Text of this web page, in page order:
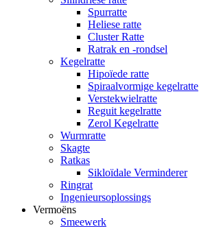
Spurratte
Heliese ratte
Cluster Ratte
Ratrak en -rondsel
Kegelratte
Hipoïede ratte
Spiraalvormige kegelratte
Verstekwielratte
Reguit kegelratte
Zerol Kegelratte
Wurmratte
Skagte
Ratkas
Sikloïdale Verminderer
Ringrat
Ingenieursoplossings
Vermoëns
Smeewerk